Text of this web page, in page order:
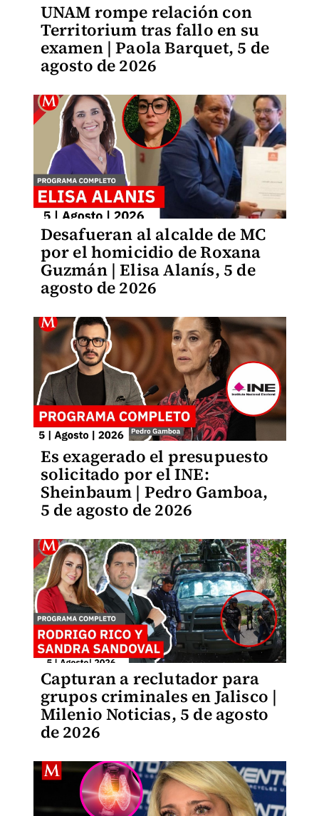
UNAM rompe relación con
Territorium tras fallo en su
examen | Paola Barquet, 5 de
agosto de 2026
Desafueran al alcalde de MC
por el homicidio de Roxana
Guzmán | Elisa Alanís, 5 de
agosto de 2026
Es exagerado el presupuesto
solicitado por el INE:
Sheinbaum | Pedro Gamboa,
5 de agosto de 2026
Capturan a reclutador para
grupos criminales en Jalisco |
Milenio Noticias, 5 de agosto
de 2026